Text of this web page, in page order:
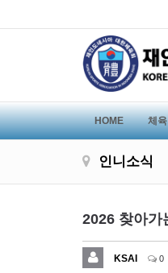
HOME 체
인니소식
2026 찾아가
KSAI 0